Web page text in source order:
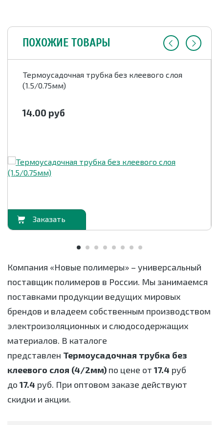
ПОХОЖИЕ ТОВАРЫ
Термоусадочная трубка без клеевого слоя
(1.5/0.75мм)
14.00 руб
Компания «Новые полимеры» – универсальный
поставщик полимеров в России. Мы занимаемся
поставками продукции ведущих мировых
брендов и владеем собственным производством
электроизоляционных и слюдосодержащих
материалов. В каталоге
представлен Термоусадочная трубка без
клеевого слоя (4/2мм) по цене от 17.4 руб
до 17.4 руб. При оптовом заказе действуют
скидки и акции.